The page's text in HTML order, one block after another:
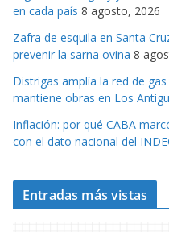
a
s
en cada país 8 agosto, 2026
Zafra de esquila en Santa
prevenir la sarna ovina 8
Distrigas amplía la red de
mantiene obras en Los
Inflación: por qué CABA
con el dato nacional del
Entradas más vistas